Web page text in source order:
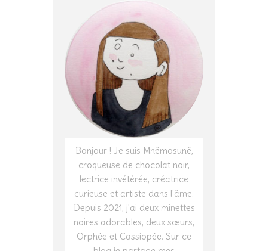
Bonjour ! Je suis Mnêmosunê,
croqueuse de chocolat noir,
lectrice invétérée, créatrice
curieuse et artiste dans l'âme.
Depuis 2021, j'ai deux minettes
noires adorables, deux sœurs,
Orphée et Cassiopée. Sur ce